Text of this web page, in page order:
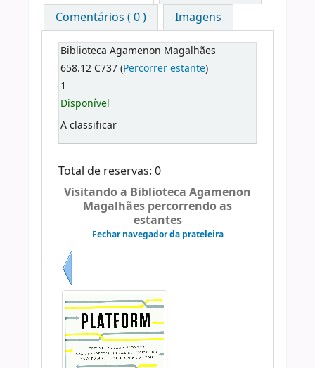
Comentários ( 0 )
Imagens
Biblioteca Agamenon Magalhães
658.12 C737 (Percorrer estante)
1
Disponível
A classificar
Total de reservas: 0
Visitando a Biblioteca Agamenon
Magalhães percorrendo as
estantes
Fechar navegador da prateleira
Anterior